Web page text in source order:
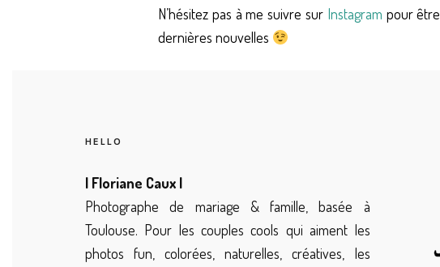
N’hésitez pas à me suivre sur Instagram pour
dernières nouvelles
HELLO
| Floriane Caux |
Photographe de mariage & famille, basée à
Toulouse. Pour les couples cools qui aiment les
photos fun, colorées, naturelles, créatives, les